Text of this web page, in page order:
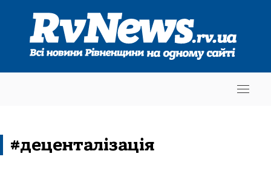
#деценталізація